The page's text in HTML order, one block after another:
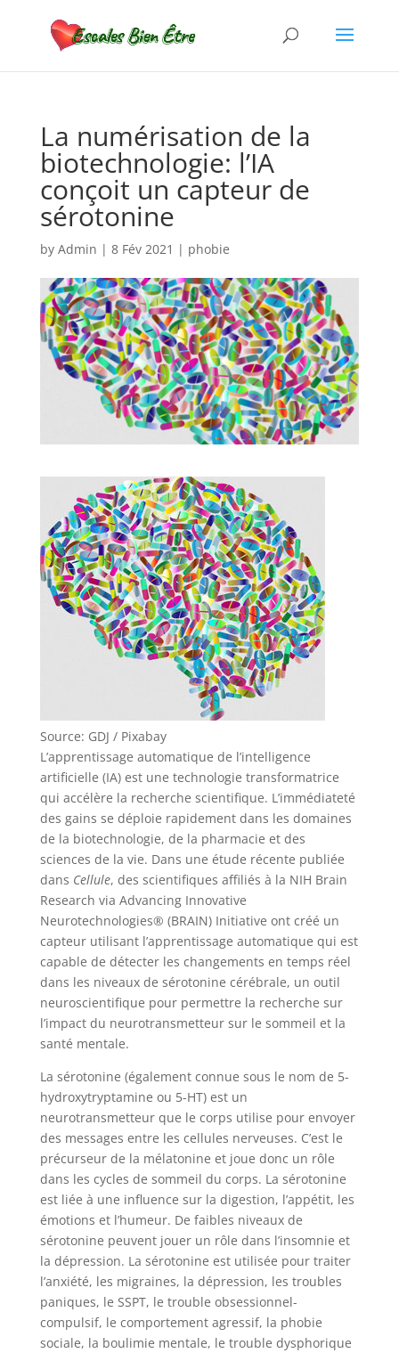
La numérisation de la
biotechnologie: l’IA
conçoit un capteur de
sérotonine
by Admin | 8 Fév 2021 | phobie
Source: GDJ / Pixabay
L’apprentissage automatique de l’intelligence
artificielle (IA) est une technologie transformatrice
qui accélère la recherche scientifique. L’immédiateté
des gains se déploie rapidement dans les domaines
de la biotechnologie, de la pharmacie et des
sciences de la vie. Dans une étude récente publiée
dans Cellule, des scientifiques affiliés à la NIH Brain
Research via Advancing Innovative
Neurotechnologies® (BRAIN) Initiative ont créé un
capteur utilisant l’apprentissage automatique qui est
capable de détecter les changements en temps réel
dans les niveaux de sérotonine cérébrale, un outil
neuroscientifique pour permettre la recherche sur
l’impact du neurotransmetteur sur le sommeil et la
santé mentale.
La sérotonine (également connue sous le nom de 5-
hydroxytryptamine ou 5-HT) est un
neurotransmetteur que le corps utilise pour envoyer
des messages entre les cellules nerveuses. C’est le
précurseur de la mélatonine et joue donc un rôle
dans les cycles de sommeil du corps. La sérotonine
est liée à une influence sur la digestion, l’appétit, les
émotions et l’humeur. De faibles niveaux de
sérotonine peuvent jouer un rôle dans l’insomnie et
la dépression. La sérotonine est utilisée pour traiter
l’anxiété, les migraines, la dépression, les troubles
paniques, le SSPT, le trouble obsessionnel-
compulsif, le comportement agressif, la phobie
sociale, la boulimie mentale, le trouble dysphorique